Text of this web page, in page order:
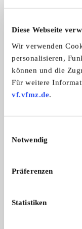
Diese Webseite
Wir verwenden
personalisieren,
können und die
Für weitere
vf.vfmz.de.
Notwendig
Präferenzen
Statistiken
Ich möchte mich